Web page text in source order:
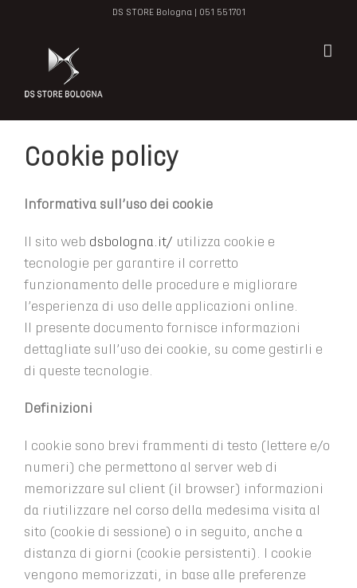
contenuto
DS STORE Bologna | 051 551701
Cookie policy
Informativa sull’uso dei cookie
Il sito web dsbologna.it/ utilizza cookie e
tecnologie per garantire il corretto
funzionamento delle procedure e migliorare
l’esperienza di uso delle applicazioni online.
Il presente documento fornisce informazioni
dettagliate sull’uso dei cookie, su come gestirli e
di queste tecnologie.
Definizioni
I cookie sono brevi frammenti di testo (lettere e/o
numeri) che permettono al server web di
memorizzare sul client (il browser) informazioni
da riutilizzare nel corso della medesima visita al
sito (cookie di sessione) o in seguito, anche a
distanza di giorni (cookie persistenti). I cookie
vengono memorizzati, in base alle preferenze